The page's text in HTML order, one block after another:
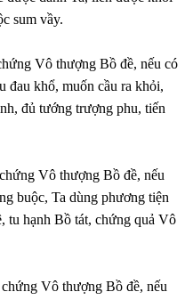
sum vầy.
Vô thượng Bồ đề, nếu có
đau khổ, muốn cầu ra khỏi,
đủ tướng trượng phu, tiến
Vô thượng Bồ đề, nếu
buộc, Ta dùng phương tiện
tu hạnh Bồ tát, chứng quả Vô
Vô thượng Bồ đề, nếu